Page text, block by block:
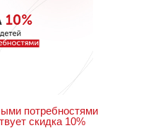
потребностями
скидка 10%